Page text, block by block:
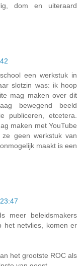
dom en uiteraard
een werkstuk in
slotzin was: ik hoop
mag maken over dit
bewegend beeld
publiceren, etcetera.
maken met YouTube
geen werkstuk van
maakt is een
meer beleidsmakers
het netvlies, komen er
het grootste ROC als